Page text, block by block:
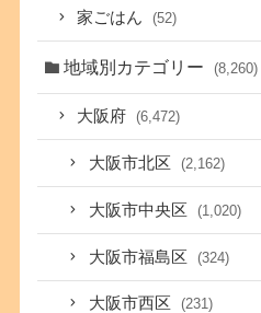
家ごはん (52)
地域別カテゴリー (8,260)
大阪府 (6,472)
大阪市北区 (2,162)
大阪市中央区 (1,020)
大阪市福島区 (324)
大阪市西区 (231)